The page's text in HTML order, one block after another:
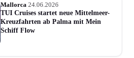
Mallorca 24.06.2026
TUI Cruises startet neue Mittelmeer-
Kreuzfahrten ab Palma mit Mein
Schiff Flow